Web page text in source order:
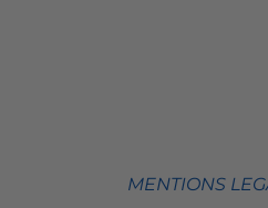
MENTIONS